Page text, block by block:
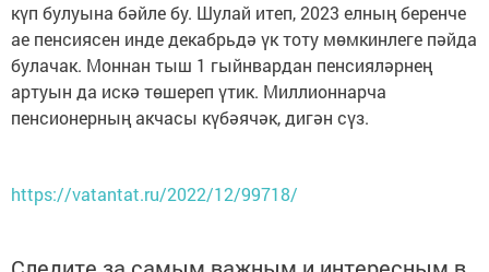
күп булуына бәйле бу. Шулай итеп, 2023 елның беренче
ае пенсиясен инде декабрьдә үк тоту мөмкинлеге пәйда
булачак. Моннан тыш 1 гыйнвардан пенсияләрнең
артуын да искә төшереп үтик. Миллионнарча
пенсионерның акчасы күбәячәк, дигән сүз.
https://vatantat.ru/2022/12/99718/